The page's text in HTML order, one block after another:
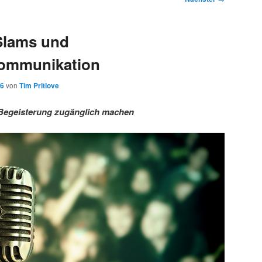
und
von Tim Pritlove
zugänglich machen